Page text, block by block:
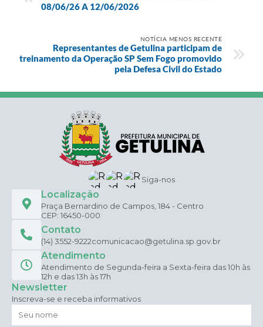
08/06/26 A 12/06/2026
NOTÍCIA MENOS RECENTE
Representantes de Getulina participam de
treinamento da Operação SP Sem Fogo promovido
pela Defesa Civil do Estado
Siga-nos
Localização
Praça Bernardino de Campos, 184 - Centro
CEP: 16450-000
Contato
(14) 3552-9222comunicacao@getulina.sp.gov.br
Atendimento
Atendimento de Segunda-feira a Sexta-feira das 10h às
12h e das 13h às 17h
Newsletter
Inscreva-se e receba informativos